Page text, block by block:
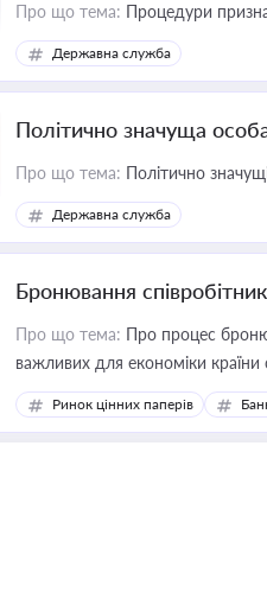
Про що тема: Процедури
Державна служба
Політично значуща
Про що тема: Політично
Державна служба
Бронювання
Про що тема: Про процес
важливих для економіки країни
Ринок цінних паперів